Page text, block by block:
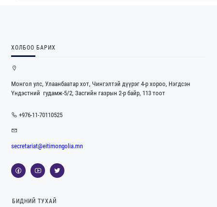
ХОЛБОО БАРИХ
Монгол улс, Улаанбаатар хот, Чингэлтэй дүүрэг 4-р хороо, Нэгдсэн
Үндэстний гудамж-5/2, Засгийн газрын 2-р байр, 113 тоот
+976-11-70110525
secretariat@eitimongolia.mn
БИДНИЙ ТУХАЙ